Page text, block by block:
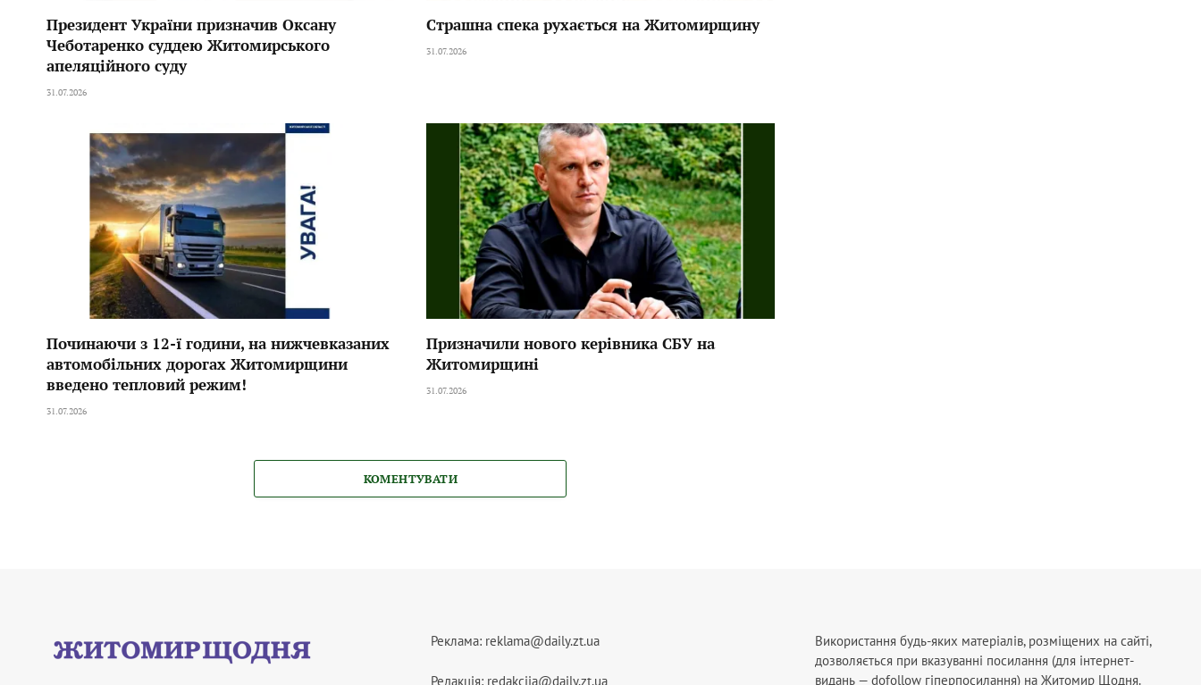
Президент України призначив Оксану
Чеботаренко суддею Житомирського
апеляційного суду
31.07.2026
Страшна спека рухається на Житомирщину
31.07.2026
Починаючи з 12-ї години, на нижчевказаних
автомобільних дорогах Житомирщини
введено тепловий режим!
31.07.2026
Призначили нового керівника СБУ на
Житомирщині
31.07.2026
КОМЕНТУВАТИ
Реклама: reklama@daily.zt.ua
Редакція: redakciia@daily.zt.ua
Використання будь-яких матеріалів, розміщених на сайті,
дозволяється при вказуванні посилання (для інтернет-
видань — dofollow гіперпосилання) на Житомир Щодня.